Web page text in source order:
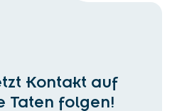
Kontakt auf
Taten folgen!